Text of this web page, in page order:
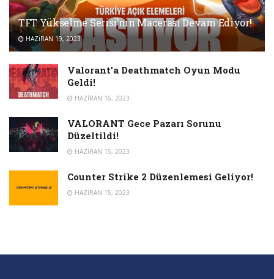
TFT Yükselme Serisi’nin Macerası Devam Ediyor!
HAZIRAN 19, 2023
Valorant’a Deathmatch Oyun Modu
Geldi!
HAZIRAN 16, 2023
VALORANT Gece Pazarı Sorunu
Düzeltildi!
HAZIRAN 15, 2023
Counter Strike 2 Düzenlemesi Geliyor!
HAZIRAN 15, 2023